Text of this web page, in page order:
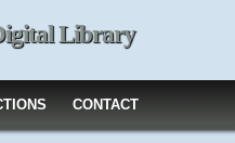
Library
CONTACT